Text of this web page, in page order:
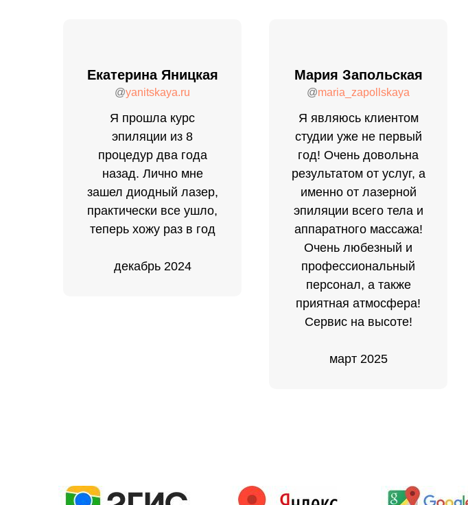
Екатерина Яницкая
@yanitskaya.ru
Я прошла курс
эпиляции из 8
процедур два года
назад. Лично мне
зашел диодный лазер,
практически все ушло,
теперь хожу раз в год
декабрь 2024
Мария Запольская
@maria_zapollskaya
Я являюсь клиентом
студии уже не первый
год! Очень довольна
результатом от услуг, а
именно от лазерной
эпиляции всего тела и
аппаратного массажа!
Очень любезный и
профессиональный
персонал, а также
приятная атмосфера!
Сервис на высоте!
март 2025